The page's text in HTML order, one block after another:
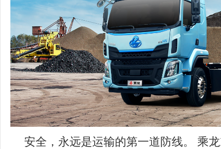
安全，永远是运输的第一道防线。 乘